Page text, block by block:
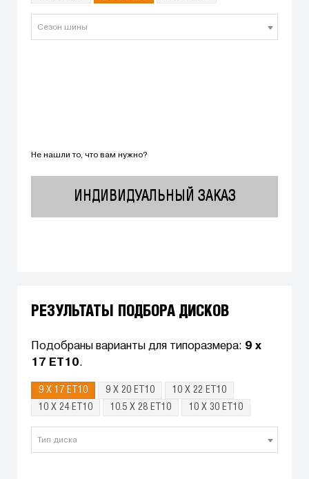
Сезон шины
Не нашли то, что вам нужно?
ИНДИВИДУАЛЬНЫЙ ЗАКАЗ
РЕЗУЛЬТАТЫ ПОДБОРА ДИСКОВ
Подобраны варианты для типоразмера: 9 x
17 ET10.
9 X 17 ET10 9 X 20 ET10
10 X 22 ET10
10 X 24 ET10
10.5 X 28 ET10 10 X 30 ET10
Тип диска